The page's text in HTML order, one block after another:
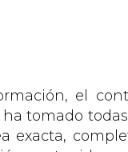
el
tomado
exacta,